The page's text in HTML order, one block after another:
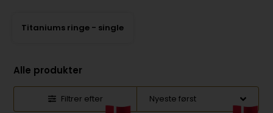
Titaniums ringe - single
Alle produkter
Filtrer efter